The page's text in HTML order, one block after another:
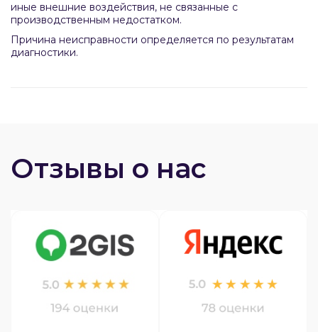
иные внешние воздействия, не связанные с
производственным недостатком.
Причина неисправности определяется по результатам
диагностики.
Отзывы о нас